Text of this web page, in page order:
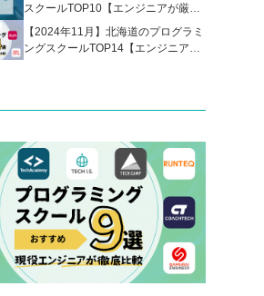
スクールTOP10【エンジニアが厳
選】
【2024年11月】北海道のプログラミ
ングスクールTOP14【エンジニアが